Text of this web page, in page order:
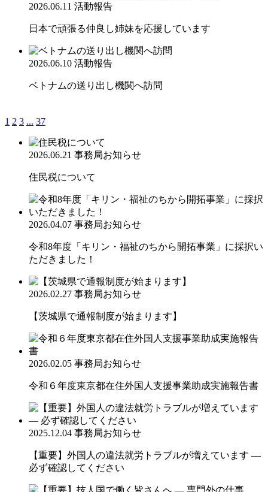
2026.06.11 活動報告
日本で頑張る仲良し姉妹を応援しています
2026.06.10 活動報告
ベトナムの送り出し機関へ訪問
1 2 3 ... 37
2026.06.21 事務局お知らせ
住民税について
2026.04.07 事務局お知らせ
令和8年度「キリン・福祉のちから開拓事業」に採択い
ただきました！
2026.02.27 事務局お知らせ
【茨城県で通報制度が始まります】
2026.02.05 事務局お知らせ
令和６年度東京都在住外国人支援事業助成実施報告書
2025.12.04 事務局お知らせ
【重要】外国人の違法就労トラブルが増えています ―
必ず確認してください